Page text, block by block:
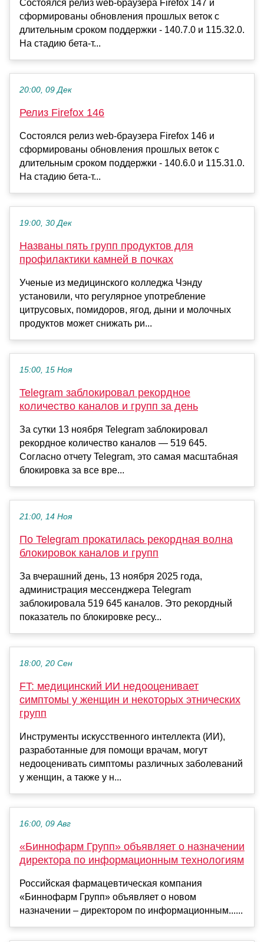
Состоялся релиз web-браузера Firefox 147 и
сформированы обновления прошлых веток с
длительным сроком поддержки - 140.7.0 и 115.32.0.
На стадию бета-т...
20:00, 09 Дек
Релиз Firefox 146
Состоялся релиз web-браузера Firefox 146 и
сформированы обновления прошлых веток с
длительным сроком поддержки - 140.6.0 и 115.31.0.
На стадию бета-т...
19:00, 30 Дек
Названы пять групп продуктов для
профилактики камней в почках
Ученые из медицинского колледжа Чэнду
установили, что регулярное употребление
цитрусовых, помидоров, ягод, дыни и молочных
продуктов может снижать ри...
15:00, 15 Ноя
Telegram заблокировал рекордное
количество каналов и групп за день
За сутки 13 ноября Telegram заблокировал
рекордное количество каналов — 519 645.
Согласно отчету Telegram, это самая масштабная
блокировка за все вре...
21:00, 14 Ноя
По Telegram прокатилась рекордная волна
блокировок каналов и групп
За вчерашний день, 13 ноября 2025 года,
администрация мессенджера Telegram
заблокировала 519 645 каналов. Это рекордный
показатель по блокировке ресу...
18:00, 20 Сен
FT: медицинский ИИ недооценивает
симптомы у женщин и некоторых этнических
групп
Инструменты искусственного интеллекта (ИИ),
разработанные для помощи врачам, могут
недооценивать симптомы различных заболеваний
у женщин, а также у н...
16:00, 09 Авг
«Биннофарм Групп» объявляет о назначении
директора по информационным технологиям
Российская фармацевтическая компания
«Биннофарм Групп» объявляет о новом
назначении – директором по информационным......